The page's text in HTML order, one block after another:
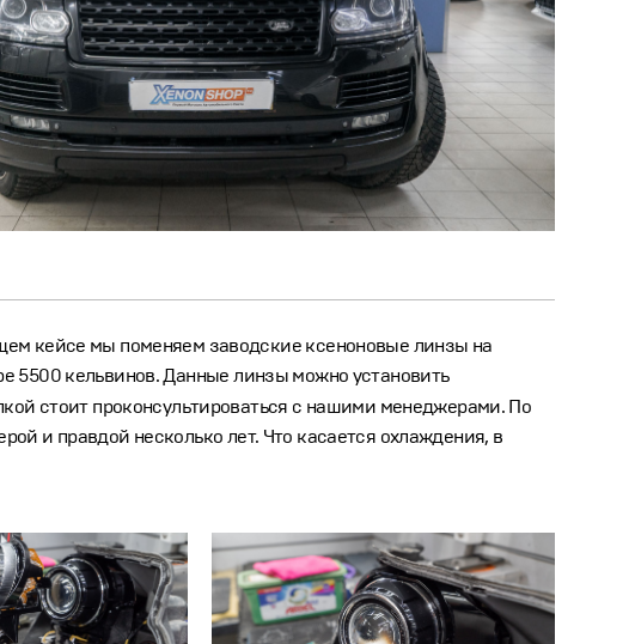
кейсе мы поменяем заводские ксеноновые линзы на
5500 кельвинов. Данные линзы можно установить
стоит проконсультироваться с нашими менеджерами. По
и правдой несколько лет. Что касается охлаждения, в